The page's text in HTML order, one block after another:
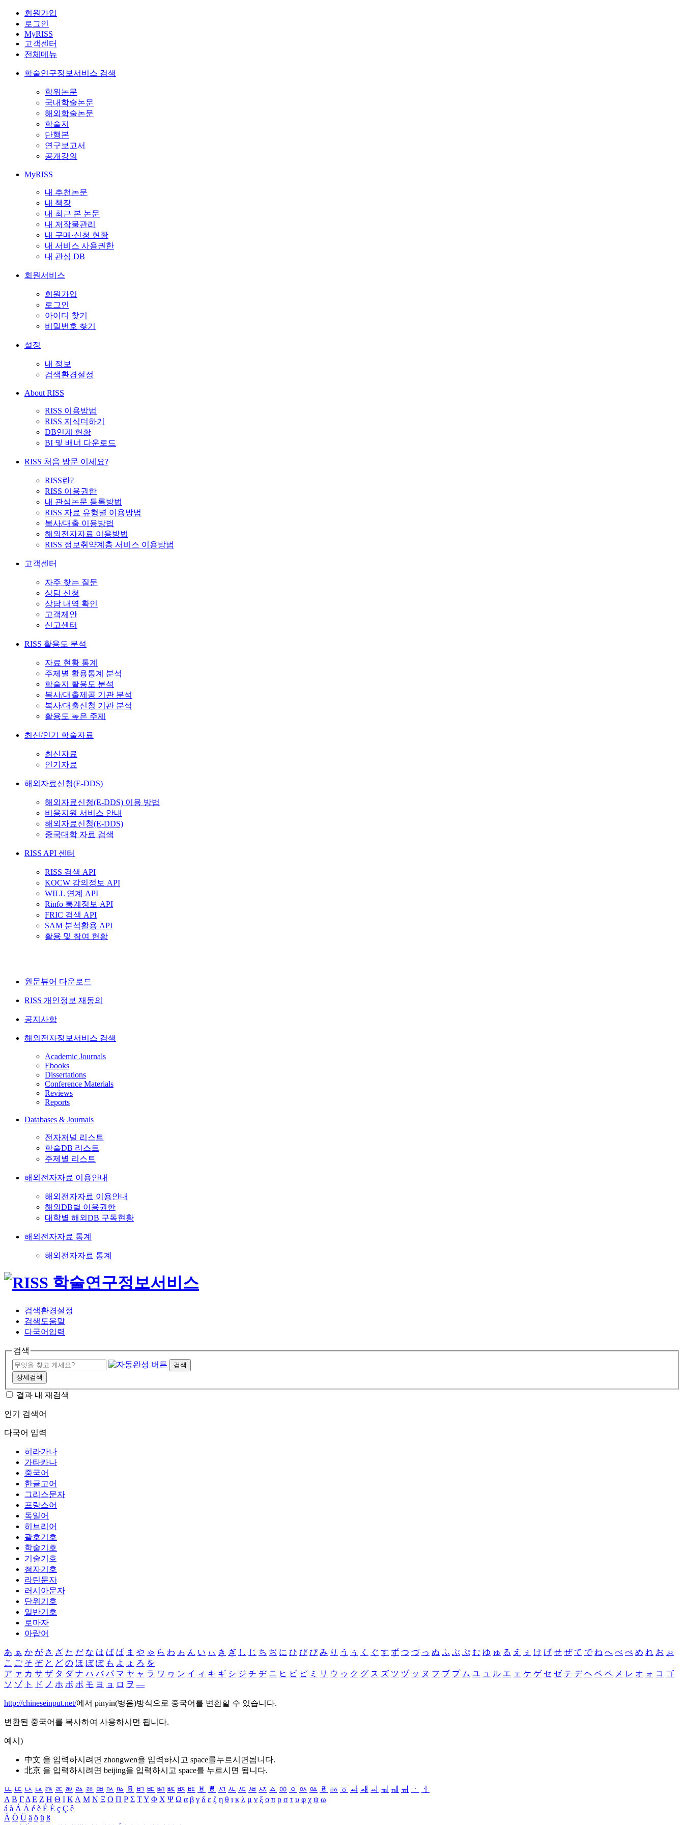
회원가입
로그인
MyRISS
고객센터
전체메뉴
학술연구정보서비스 검색
학위논문
국내학술논문
해외학술논문
학술지
단행본
연구보고서
공개강의
MyRISS
내 추천논문
내 책장
내 최근 본 논문
내 저작물관리
내 구매·신청 현황
내 서비스 사용권한
내 관심 DB
회원서비스
회원가입
로그인
아이디 찾기
비밀번호 찾기
설정
내 정보
검색환경설정
About RISS
RISS 이용방법
RISS 지식더하기
DB연계 현황
BI 및 배너 다운로드
RISS 처음 방문 이세요?
RISS란?
RISS 이용권한
내 관심논문 등록방법
RISS 자료 유형별 이용방법
복사/대출 이용방법
해외전자자료 이용방법
RISS 정보취약계층 서비스 이용방법
고객센터
자주 찾는 질문
상담 신청
상담 내역 확인
고객제안
신고센터
RISS 활용도 분석
자료 현황 통계
주제별 활용통계 분석
학술지 활용도 분석
복사/대출제공 기관 분석
복사/대출신청 기관 분석
활용도 높은 주제
최신/인기 학술자료
최신자료
인기자료
해외자료신청(E-DDS)
해외자료신청(E-DDS) 이용 방법
비용지원 서비스 안내
해외자료신청(E-DDS)
중국대학 자료 검색
RISS API 센터
RISS 검색 API
KOCW 강의정보 API
WILL 연계 API
Rinfo 통계정보 API
FRIC 검색 API
SAM 분석활용 API
활용 및 참여 현황
원문뷰어 다운로드
RISS 개인정보 재동의
공지사항
해외전자정보서비스 검색
Academic Journals
Ebooks
Dissertations
Conference Materials
Reviews
Reports
Databases & Journals
전자저널 리스트
학술DB 리스트
주제별 리스트
해외전자자료 이용안내
해외전자자료 이용안내
해외DB별 이용권한
대학별 해외DB 구독현황
해외전자자료 통계
해외전자자료 통계
검색환경설정
검색도움말
다국어입력
검색
검색
상세검색
결과 내 재검색
인기 검색어
다국어 입력
히라가나
가타카나
중국어
한글고어
그리스문자
프랑스어
독일어
히브리어
괄호기호
학술기호
기술기호
첨자기호
라틴문자
러시아문자
단위기호
일반기호
로마자
아랍어
あ ぁ か が さ ざ た だ な は ば ぱ ま や ゃ ら わ ゎ ん い ぃ き ぎ し じ ち ぢ に ひ び ぴ み り う ぅ く ぐ す ず つ づ っ ぬ ふ ぶ ぷ む ゆ ゅ る え ぇ け げ せ ぜ て で ね へ べ ぺ め れ お ぉ
こ ご そ ぞ と ど の ほ ぼ ぽ も よ ょ ろ を
ア ァ カ サ ザ タ ダ ナ ハ バ パ マ ヤ ャ ラ ワ ヮ ン イ ィ キ ギ シ ジ チ ヂ ニ ヒ ビ ピ ミ リ ウ ゥ ク グ ス ズ ツ ヅ ッ ヌ フ ブ プ ム ユ ュ ル エ ェ ケ ゲ セ ゼ テ デ ヘ ベ ペ メ レ オ ォ コ ゴ
ソ ゾ ト ド ノ ホ ボ ポ モ ヨ ョ ロ ヲ ―
http://chineseinput.net/에서 pinyin(병음)방식으로 중국어를 변환할 수 있습니다.
변환된 중국어를 복사하여 사용하시면 됩니다.
예시)
中文 을 입력하시려면 zhongwen을 입력하시고 space를누르시면됩니다.
北京 을 입력하시려면 beijing을 입력하시고 space를 누르시면 됩니다.
ㅥ ㅦ ㅧ ㅨ ㅩ ㅪ ㅫ ㅬ ㅭ ㅮ ㅯ ㅰ ㅱ ㅲ ㅳ ㅴ ㅵ ㅶ ㅷ ㅸ ㅹ ㅺ ㅻ ㅼ ㅽ ㅾ ㅿ ㆀ ㆁ ㆂ ㆃ ㆄ ㆅ ㆆ ㆇ ㆈ ㆉ ㆊ ㆋ ㆌ ㆍ
ㆎ
Α Β ΓΔ Ε Ζ Η Θ Ι ΚΛ Μ Ν Ξ Ο Π Ρ Σ ΤΥ Φ Χ Ψ Ω α β γ δ ε ζ η θ ι κ λ μ ν ξ ο π ρ σ τ υ φ χ ψ ω
á à Á À é è É È ç Ç ê
Ä Ö Ü ä ö ü ß